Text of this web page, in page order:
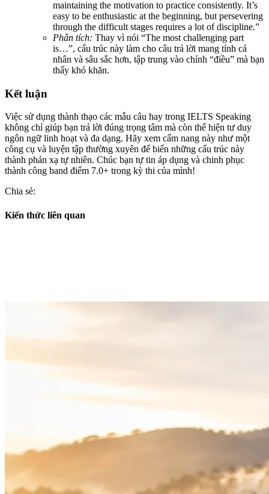
maintaining the motivation to practice consistently. It’s
easy to be enthusiastic at the beginning, but persevering
through the difficult stages requires a lot of discipline.”
Phân tích: Thay vì nói “The most challenging part
is…”, cấu trúc này làm cho câu trả lời mang tính cá
nhân và sâu sắc hơn, tập trung vào chính “điều” mà bạn
thấy khó khăn.
Kết luận
Việc sử dụng thành thạo các mẫu câu hay trong IELTS Speaking
không chỉ giúp bạn trả lời đúng trọng tâm mà còn thể hiện tư duy
ngôn ngữ linh hoạt và đa dạng. Hãy xem cẩm nang này như một
công cụ và luyện tập thường xuyên để biến những cấu trúc này
thành phản xạ tự nhiên. Chúc bạn tự tin áp dụng và chinh phục
thành công band điểm 7.0+ trong kỳ thi của mình!
Chia sẻ:
Kiến thức liên quan